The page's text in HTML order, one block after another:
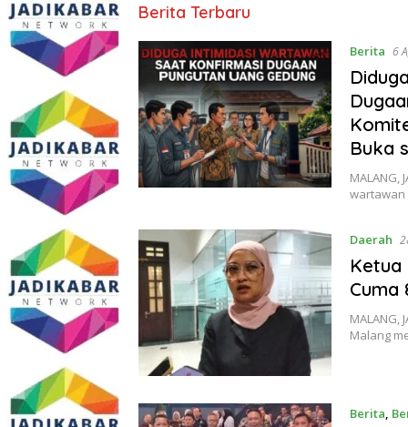
jadikabar
Berita Terbaru
Berita 6
Buka
MALANG,
wartawan
Daerah
Ketua
Cuma
MALANG,
Malang
Berita,